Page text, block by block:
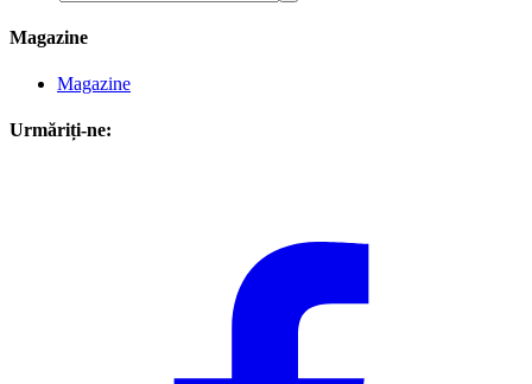
Magazine
Magazine
Urmăriți-ne: